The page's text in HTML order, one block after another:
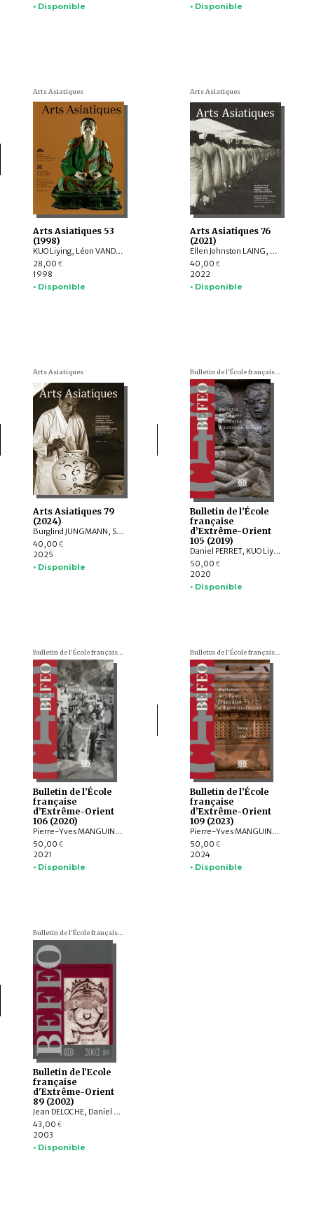
• Disponible
• Disponible
Arts Asiatiques
Arts Asiatiques 53
(1998)
KUO Liying, Léon VANDERMEERSCH, Madeleine GITEAU, François BERTHIER, Frantz GRENET, Boris MARSHAK, Xavier TREMBLAY, Georges MÉTAILIÉ, Michel MAUCUER, Michel BLANCHARD
28,00 €
1998
• Disponible
Arts Asiatiques
Arts Asiatiques 76
(2021)
Ellen Johnston LAING, Nicolas REVIRE, Nachiket CHANCHANI, Rajat SANYAL, Manuela MOSCATIELLO, Rolf GIEBEL, David C. ANDOLFATTO, Jessie PONS
40,00 €
2022
• Disponible
Arts Asiatiques
Arts Asiatiques 79
(2024)
Burglind JUNGMANN, Saarthak SINGH, LO HUI-CHI
40,00 €
2025
• Disponible
Bulletin de l'École française d'Extrême-Orient (BEFEO)
Bulletin de l’École
française
d’Extrême-Orient
105 (2019)
Daniel PERRET, KUO Liying, Andrew HARDY, Frédéric GIRARD, Jiří JÁKL, Pauline SEBILLAUD, LIU Xiaoxi, AGUSTIJANTO INDRAJAYA, Véronique DEGROOT, Franciscus VERELLEN, Nicolas CANE, INDUNG PANCA PUTRA, ARY SETYASTUTI, SUBAGYO PRAMUMIJOYO, AGNI SESARIA MOCHTAR, Patrick DALY, Edmund EDWARDS MCKINNON, R. Michael FEENER, TAI YEW SENG , ARDIANSYAH , Andrew PARNELL, NIZAMUDDIN , Nazli ISMAIL, Kerry SIEH, Jedrzej MAJEWSKI, Max DEEG, Elizabeth BERGER, HOU Kan, SUKAWATI SUSETYO, MOHD. SHERMAN BIN SAUFFI
50,00 €
2020
• Disponible
Bulletin de l'École française d'Extrême-Orient (BEFEO)
Bulletin de l’École
française
d’Extrême-Orient
106 (2020)
Pierre-Yves MANGUIN, Andrew HARDY, Charlotte SCHMID, François LACHAUD, Dominic GOODALL, Arlo GRIFFITHS, Armand DESBAT, Béatrice WISNIEWSKI, Federico BAROCCO, NGUYỄN Tiến Đông, Patrice LADWIG, Yael SHIRI, Melinda Zulejka FODOR, Valérie THIRION-MERLE, Gisela THIERRIN-MICHAEL, Ranet HONG, Nicolas MOLLARD, LI Guoqiang, NGUYỄN ĐẶNG ANH MINH, NGUYỄN ĐÌNH HƯNG, NGUYỄN QUANG NGỌC, Chloé CHOLLET, Martin RATHIE
50,00 €
2021
• Disponible
Bulletin de l'École française d'Extrême-Orient (BEFEO)
Bulletin de l’École
française
d’Extrême-Orient
109 (2023)
Pierre-Yves MANGUIN, Philippe PAPIN, Jean-Luc CHEVILLARD, Olivier de BERNON, François LAGIRARDE, Jiří JÁKL, Bertrand PORTE, Michel ANTELME, Volker GRABOWSKY, Thissana WEERAKIETSOONTORN, Raphaël MALANGIN, Nicolas SIMON, Peera PANARUT, Muhlis HADRAWI, Campbell MACKNIGHT, Kathryn WELLEN, Santi PAKDEEKHAM, HIEP Chan Vicheth
50,00 €
2024
• Disponible
Bulletin de l'École française d'Extrême-Orient (BEFEO)
Bulletin de l'Ecole
française
d'Extrême-Orient
89 (2002)
Jean DELOCHE, Daniel PERRET, POU Saveros, Michela BUSSOTTI, Jean-Pierre DREGE, Louis GABAUDE, Élisabeth CHABANOL, Bérénice BELLINA, Gerdi GERSCHHEIMER, Eric TROMBERT, Lucille CHIA, Christian CULAS, Marcelle SAINDON, Marie LECOMTE-TILOUINE, NGUYỄN THẾ ANH, Sylvain VOGEL, Robert E. HEGEL, Heddy SURACHMAN, Sandrine CHENIVESSE
43,00 €
2003
• Disponible